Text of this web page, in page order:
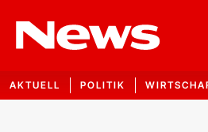
AKTUELL POLITIK